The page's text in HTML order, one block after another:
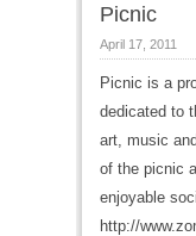
Picnic
April 17, 2011
Picnic is a
dedicated to
art, music
of the picnic
enjoyable
http://